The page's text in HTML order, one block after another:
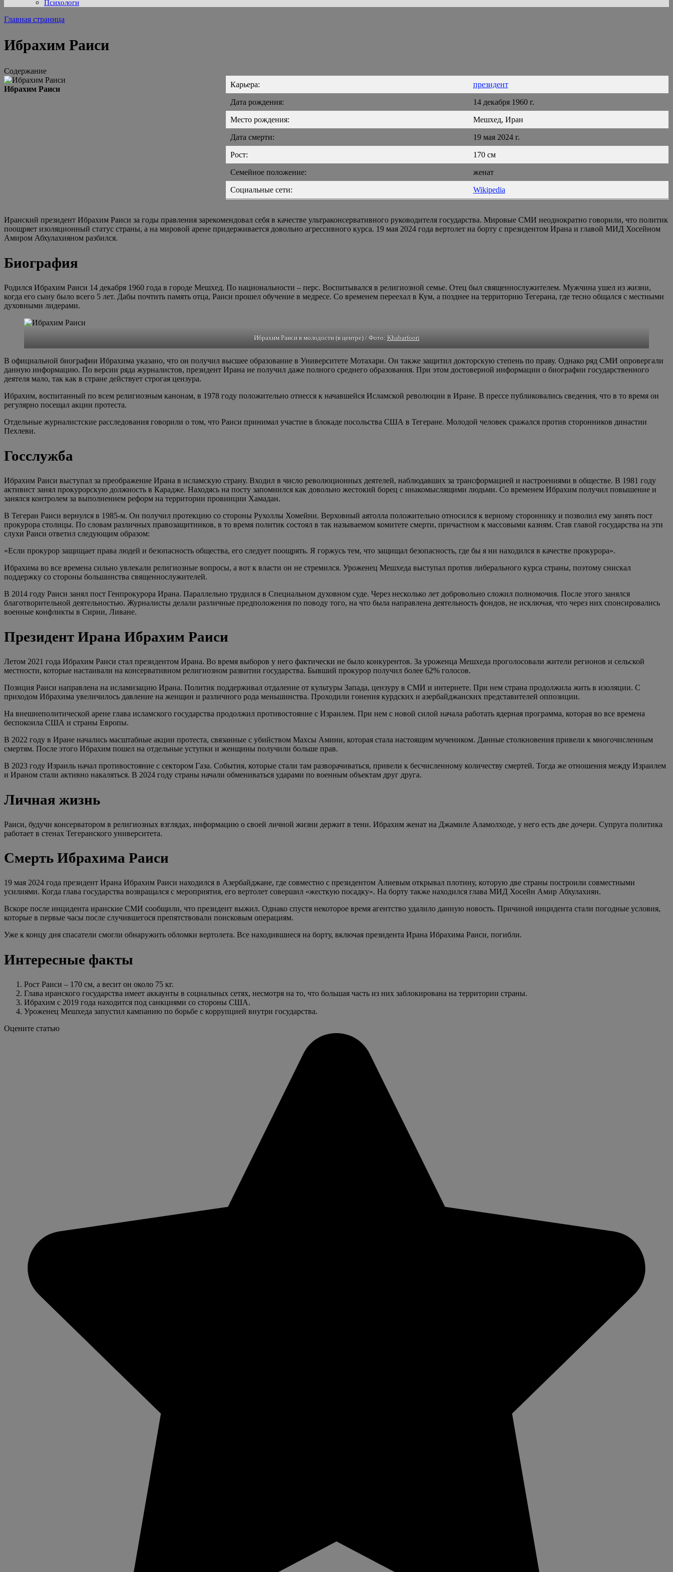
Психологи
Главная страница
Ибрахим Раиси
Содержание
Ибрахим Раиси
Карьера: президент
Дата рождения: 14 декабря 1960 г.
Место рождения: Мешхед, Иран
Дата смерти: 19 мая 2024 г.
Рост: 170 см
Семейное положение: женат
Социальные сети: Wikipedia
Иранский президент Ибрахим Раиси за годы правления зарекомендовал себя в качестве ультраконсервативного руководителя государства. Мировые СМИ неоднократно говорили, что политик
поощряет изоляционный статус страны, а на мировой арене придерживается довольно агрессивного курса. 19 мая 2024 года вертолет на борту с президентом Ирана и главой МИД Хосейном
Амиром Абхулахияном разбился.
Биография
Родился Ибрахим Раиси 14 декабря 1960 года в городе Мешхед. По национальности – перс. Воспитывался в религиозной семье. Отец был священнослужителем. Мужчина ушел из жизни,
когда его сыну было всего 5 лет. Дабы почтить память отца, Раиси прошел обучение в медресе. Со временем переехал в Кум, а позднее на территорию Тегерана, где тесно общался с местными
духовными лидерами.
Ибрахим Раиси в молодости (в центре) / Фото: Khabarfoori
В официальной биографии Ибрахима указано, что он получил высшее образование в Университете Мотахари. Он также защитил докторскую степень по праву. Однако ряд СМИ опровергали
данную информацию. По версии ряда журналистов, президент Ирана не получил даже полного среднего образования. При этом достоверной информации о биографии государственного
деятеля мало, так как в стране действует строгая цензура.
Ибрахим, воспитанный по всем религиозным канонам, в 1978 году положительно отнесся к начавшейся Исламской революции в Иране. В прессе публиковались сведения, что в то время он
регулярно посещал акции протеста.
Отдельные журналистские расследования говорили о том, что Раиси принимал участие в блокаде посольства США в Тегеране. Молодой человек сражался против сторонников династии
Пехлеви.
Госслужба
Ибрахим Раиси выступал за преображение Ирана в исламскую страну. Входил в число революционных деятелей, наблюдавших за трансформацией и настроениями в обществе. В 1981 году
активист занял прокурорскую должность в Карадже. Находясь на посту запомнился как довольно жестокий борец с инакомыслящими людьми. Со временем Ибрахим получил повышение и
занялся контролем за выполнением реформ на территории провинции Хамадан.
В Тегеран Раиси вернулся в 1985-м. Он получил протекцию со стороны Рухоллы Хомейни. Верховный аятолла положительно относился к верному стороннику и позволил ему занять пост
прокурора столицы. По словам различных правозащитников, в то время политик состоял в так называемом комитете смерти, причастном к массовыми казням. Став главой государства на эти
слухи Раиси ответил следующим образом:
«Если прокурор защищает права людей и безопасность общества, его следует поощрять. Я горжусь тем, что защищал безопасность, где бы я ни находился в качестве прокурора».
Ибрахима во все времена сильно увлекали религиозные вопросы, а вот к власти он не стремился. Уроженец Мешхеда выступал против либерального курса страны, поэтому снискал
поддержку со стороны большинства священнослужителей.
В 2014 году Раиси занял пост Генпрокурора Ирана. Параллельно трудился в Специальном духовном суде. Через несколько лет добровольно сложил полномочия. После этого занялся
благотворительной деятельностью. Журналисты делали различные предположения по поводу того, на что была направлена деятельность фондов, не исключая, что через них спонсировались
военные конфликты в Сирии, Ливане.
Президент Ирана Ибрахим Раиси
Летом 2021 года Ибрахим Раиси стал президентом Ирана. Во время выборов у него фактически не было конкурентов. За уроженца Мешхеда проголосовали жители регионов и сельской
местности, которые настаивали на консервативном религиозном развитии государства. Бывший прокурор получил более 62% голосов.
Позиция Раиси направлена на исламизацию Ирана. Политик поддерживал отдаление от культуры Запада, цензуру в СМИ и интернете. При нем страна продолжила жить в изоляции. С
приходом Ибрахима увеличилось давление на женщин и различного рода меньшинства. Проходили гонения курдских и азербайджанских представителей оппозиции.
На внешнеполитической арене глава исламского государства продолжил противостояние с Израилем. При нем с новой силой начала работать ядерная программа, которая во все времена
беспокоила США и страны Европы.
В 2022 году в Иране начались масштабные акции протеста, связанные с убийством Махсы Амини, которая стала настоящим мучеником. Данные столкновения привели к многочисленным
смертям. После этого Ибрахим пошел на отдельные уступки и женщины получили больше прав.
В 2023 году Израиль начал противостояние с сектором Газа. События, которые стали там разворачиваться, привели к бесчисленному количеству смертей. Тогда же отношения между Израилем
и Ираном стали активно накаляться. В 2024 году страны начали обмениваться ударами по военным объектам друг друга.
Личная жизнь
Раиси, будучи консерватором в религиозных взглядах, информацию о своей личной жизни держит в тени. Ибрахим женат на Джамиле Аламолходе, у него есть две дочери. Супруга политика
работает в стенах Тегеранского университета.
Смерть Ибрахима Раиси
19 мая 2024 года президент Ирана Ибрахим Раиси находился в Азербайджане, где совместно с президентом Алиевым открывал плотину, которую две страны построили совместными
усилиями. Когда глава государства возвращался с мероприятия, его вертолет совершил «жесткую посадку». На борту также находился глава МИД Хосейн Амир Абхулахиян.
Вскоре после инцидента иранские СМИ сообщили, что президент выжил. Однако спустя некоторое время агентство удалило данную новость. Причиной инцидента стали погодные условия,
которые в первые часы после случившегося препятствовали поисковым операциям.
Уже к концу дня спасатели смогли обнаружить обломки вертолета. Все находившиеся на борту, включая президента Ирана Ибрахима Раиси, погибли.
Интересные факты
Рост Раиси – 170 см, а весит он около 75 кг.
Глава иранского государства имеет аккаунты в социальных сетях, несмотря на то, что большая часть из них заблокирована на территории страны.
Ибрахим с 2019 года находится под санкциями со стороны США.
Уроженец Мешхеда запустил кампанию по борьбе с коррупцией внутри государства.
Оцените статью